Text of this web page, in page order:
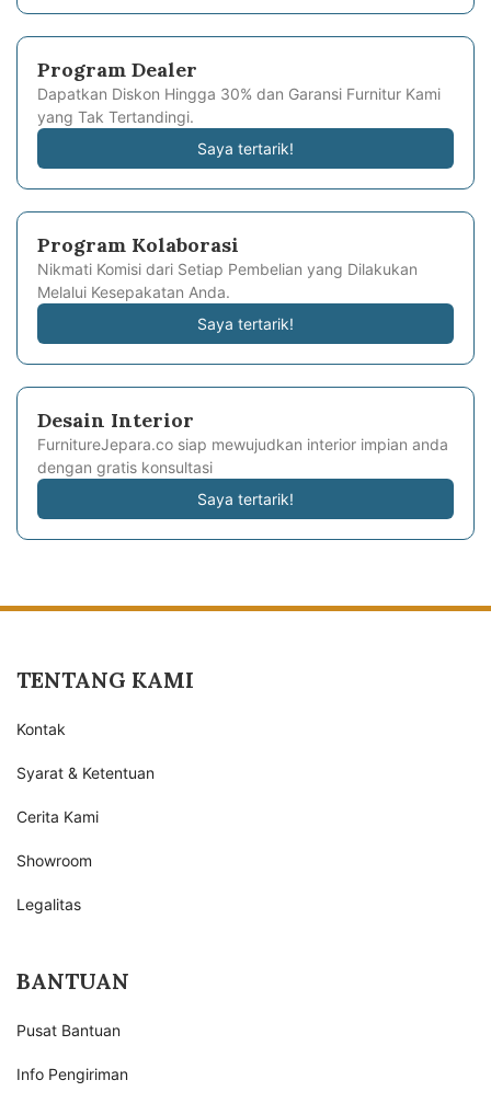
Program Dealer
Dapatkan Diskon Hingga 30% dan Garansi Furnitur Kami
yang Tak Tertandingi.
Saya tertarik!
Program Kolaborasi
Nikmati Komisi dari Setiap Pembelian yang Dilakukan
Melalui Kesepakatan Anda.
Saya tertarik!
Desain Interior
FurnitureJepara.co siap mewujudkan interior impian anda
dengan gratis konsultasi
Saya tertarik!
TENTANG KAMI
Kontak
Syarat & Ketentuan
Cerita Kami
Showroom
Legalitas
BANTUAN
Pusat Bantuan
Info Pengiriman